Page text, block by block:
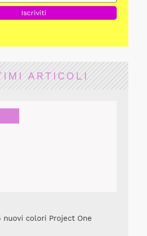
ARTICOLI
nuovi colori Project One